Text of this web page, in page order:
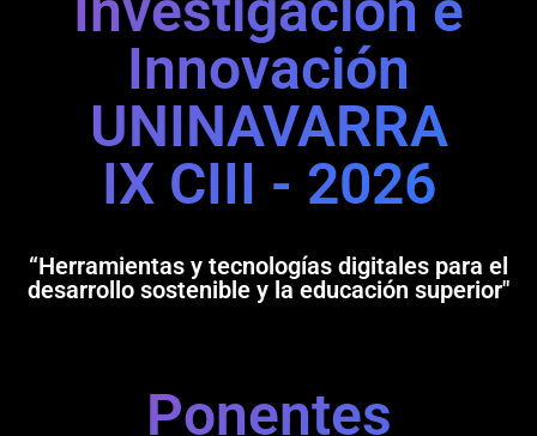
Innovación
UNINAVARRA
IX CIII - 2026
“Herramientas y tecnologías digitales para el
desarrollo sostenible y la educación superior"
Ponentes